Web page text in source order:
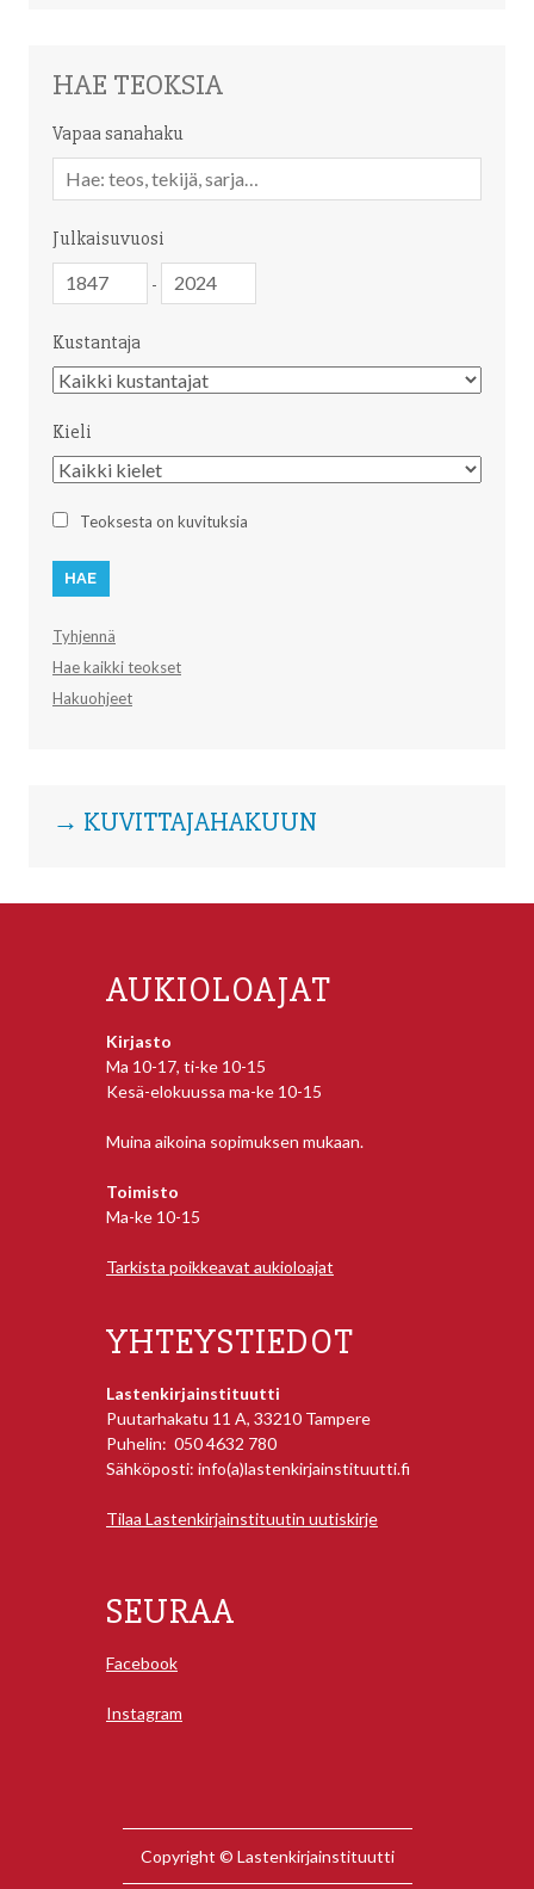
HAE TEOKSIA
Vapaa sanahaku
sanahaku
Julkaisuvuosi
-
Kustantaja
Kustantaja
Kieli
Kieli
Teoksesta on kuvituksia
Tyhjennä
Hae kaikki teokset
Hakuohjeet
→ KUVITTAJAHAKUUN
AUKIOLOAJAT
Kirjasto
Ma 10-17, ti-ke 10-15
Kesä-elokuussa ma-ke 10-15
Muina aikoina sopimuksen mukaan.
Toimisto
Ma-ke 10-15
Tarkista poikkeavat aukioloajat
YHTEYSTIEDOT
Lastenkirjainstituutti
Puutarhakatu 11 A, 33210 Tampere
Puhelin: 050 4632 780
Sähköposti: info(a)lastenkirjainstituutti.fi
Tilaa Lastenkirjainstituutin uutiskirje
SEURAA
Facebook
Instagram
Copyright © Lastenkirjainstituutti